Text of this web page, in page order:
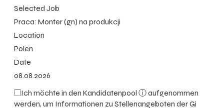
Selected Job
Praca: Monter (gn) na produkcji
Location
Polen
Date
08.08.2026
Ich möchte in denKandidatenpool ⓘaufgenommen
werden, um Informationen zu Stellenangeboten der Gi